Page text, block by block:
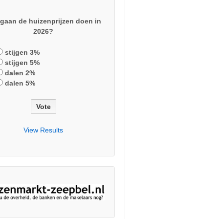
de huizenprijzen doen in
2026?
stijgen 3%
stijgen 5%
dalen 2%
dalen 5%
View Results